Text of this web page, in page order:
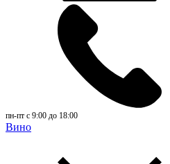
пн-пт с 9:00 до 18:00
Вино